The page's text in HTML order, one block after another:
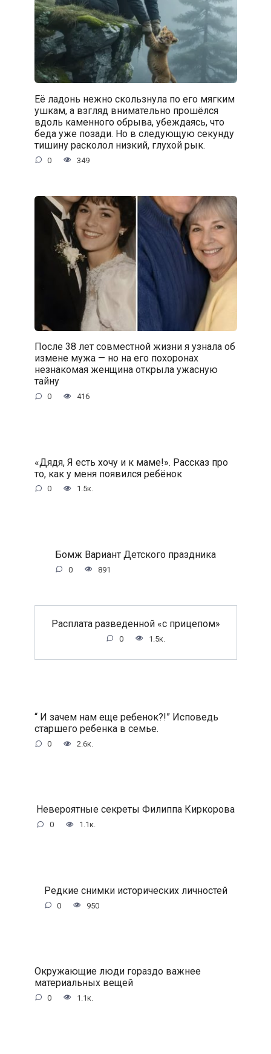
Её ладонь нежно скользнула по его мягким
ушкам, а взгляд внимательно прошёлся
вдоль каменного обрыва, убеждаясь, что
беда уже позади. Но в следующую секунду
тишину расколол низкий, глухой рык.
0 349
После 38 лет совместной жизни я узнала об
измене мужа — но на его похоронах
незнакомая женщина открыла ужасную
тайну
0 416
«Дядя, Я есть хочу и к маме!». Рассказ про
то, как у меня появился ребёнок
0 1.5к.
Бомж Вариант Детского праздника
0 891
Расплата разведенной «с прицепом»
0 1.5к.
“ И зачем нам еще ребенок?!” Исповедь
старшего ребенка в семье.
0 2.6к.
Невероятные секреты Филиппа Киркорова
0 1.1к.
Редкие снимки исторических личностей
0 950
Окружающие люди гораздо важнее
материальных вещей
0 1.1к.